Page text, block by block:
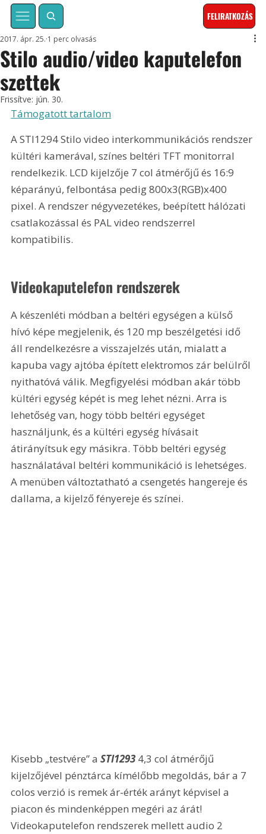
FELIRATKOZÁS
Stilo audio/video kaputelefon
szettek
2017. ápr. 25. 1 perc olvasás
Frissítve: jún. 30.
Támogatott tartalom
A STI1294 Stilo video interkommunikációs rendszer
kültéri kamerával, színes beltéri TFT monitorral
rendelkezik. LCD kijelzője 7 col átmérőjű és 16:9
képarányú, felbontása pedig 800x3(RGB)x400
pixel. A rendszer négyvezetékes, beépített hálózati
csatlakozással és PAL video rendszerrel
kompatibilis.
Videokaputelefon rendszerek
A készenléti módban a beltéri egységen a külső
hívó képe megjelenik, és 120 mp beszélgetési idő
áll rendelkezésre a visszajelzés után, mialatt a
kapuba vagy ajtóba épített elektromos zár belülről
nyithatóvá válik. Megfigyelési módban akár több
kültéri egység képét is meg lehet nézni. Arra is
lehetőség van, hogy több beltéri egységet
használjunk, és a kültéri egység hívásait
átirányítsuk egy másikra. Több beltéri egység
használatával beltéri kommunikáció is lehetséges.
A menüben változtatható a csengetés hangereje és
dallama, a kijelző fényereje és színei.
Kisebb „testvére” a STI1293 4,3 col átmérőjű
kijelzőjével pénztárca kímélőbb megoldás, bár a 7
colos verzió is remek ár-érték arányt képvisel a
piacon és mindenképpen megéri az árát!
Videokaputelefon rendszerek mellett audio 2